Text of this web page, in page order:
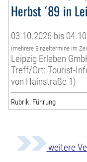
Herbst ´89 in
03.10.2026 bis
(mehrere Einzeltermine im
Leipzig Erleben
Treff/Ort: Tourist-
von Hainstraße 1)
Rubrik: Führung
weitere